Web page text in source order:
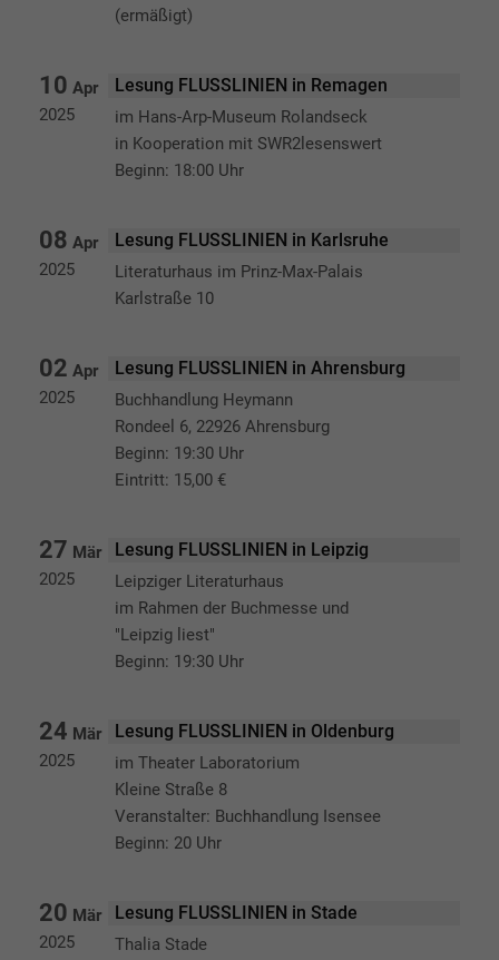
(ermäßigt)
10 Apr
2025
Lesung FLUSSLINIEN in Remagen
im Hans-Arp-Museum Rolandseck
in Kooperation mit SWR2lesenswert
Beginn: 18:00 Uhr
08 Apr
2025
Lesung FLUSSLINIEN in Karlsruhe
Literaturhaus im Prinz-Max-Palais
Karlstraße 10
02 Apr
2025
Lesung FLUSSLINIEN in Ahrensburg
Buchhandlung Heymann
Rondeel 6, 22926 Ahrensburg
Beginn: 19:30 Uhr
Eintritt: 15,00 €
27 Mär
2025
Lesung FLUSSLINIEN in Leipzig
Leipziger Literaturhaus
im Rahmen der Buchmesse und
"Leipzig liest"
Beginn: 19:30 Uhr
24 Mär
2025
Lesung FLUSSLINIEN in Oldenburg
im Theater Laboratorium
Kleine Straße 8
Veranstalter: Buchhandlung Isensee
Beginn: 20 Uhr
20 Mär
2025
Lesung FLUSSLINIEN in Stade
Thalia Stade